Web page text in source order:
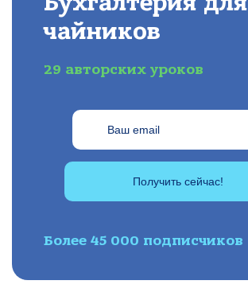
чайников
29 авторских уроков
Получить сейчас!
Более 45 000 подписчиков